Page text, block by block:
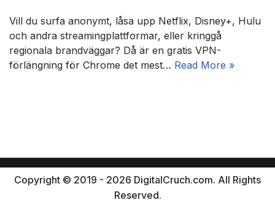
Vill du surfa anonymt, låsa upp Netflix, Disney+, Hulu
och andra streamingplattformar, eller kringgå
regionala brandväggar? Då är en gratis VPN-
förlängning för Chrome det mest… Read More »
Copyright © 2019 - 2026 DigitalCruch.com. All Rights
Reserved.